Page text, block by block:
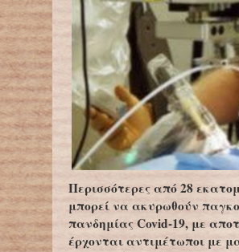
Περισσότερες από 28
μπορεί να ακυρωθούν
πανδημίας Covid-19, με
έρχονται αντιμέτωποι με